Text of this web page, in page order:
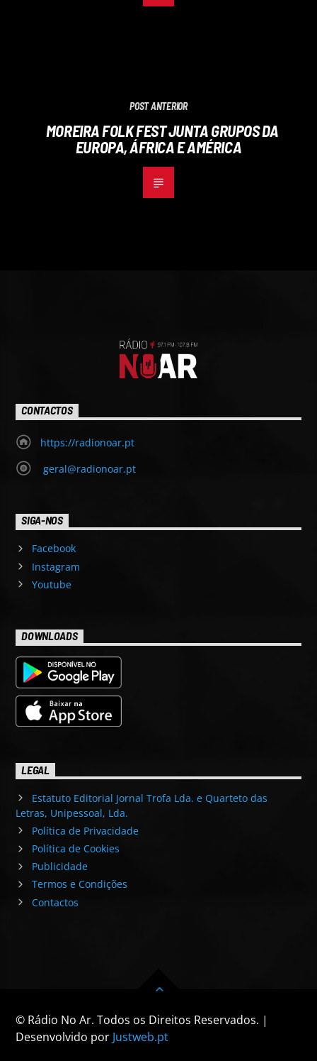
POST ANTERIOR
MOREIRA FOLK FEST JUNTA GRUPOS DA
EUROPA, ÁFRICA E AMÉRICA
CONTACTOS
https://radionoar.pt
geral@radionoar.pt
SIGA-NOS
Facebook
Instagram
Youtube
DOWNLOADS
LEGAL
Estatuto Editorial Jornal Trofa Lda. e Quarteto das
Letras, Unipessoal, Lda.
Política de Privacidade
Política de Cookies
Publicidade
Termos e Condições
Contactos
© Rádio No Ar. Todos os Direitos Reservados. |
Desenvolvido por Justweb.pt